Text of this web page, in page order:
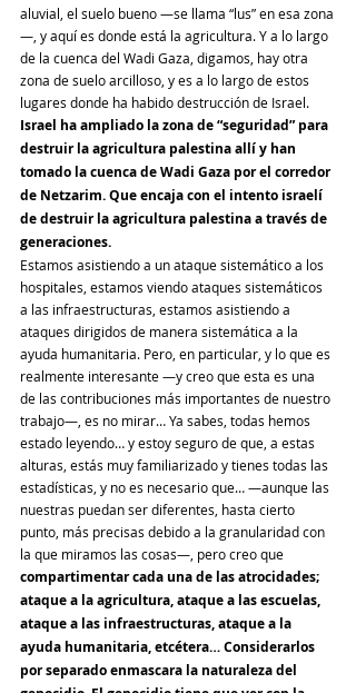
aluvial, el suelo bueno —se llama “lus” en esa zona
—, y aquí es donde está la agricultura. Y a lo largo
de la cuenca del Wadi Gaza, digamos, hay otra
zona de suelo arcilloso, y es a lo largo de estos
lugares donde ha habido destrucción de Israel.
Israel ha ampliado la zona de “seguridad” para
destruir la agricultura palestina allí y han
tomado la cuenca de Wadi Gaza por el corredor
de Netzarim. Que encaja con el intento israelí
de destruir la agricultura palestina a través de
generaciones.
Estamos asistiendo a un ataque sistemático a los
hospitales, estamos viendo ataques sistemáticos
a las infraestructuras, estamos asistiendo a
ataques dirigidos de manera sistemática a la
ayuda humanitaria. Pero, en particular, y lo que es
realmente interesante —y creo que esta es una
de las contribuciones más importantes de nuestro
trabajo—, es no mirar… Ya sabes, todas hemos
estado leyendo… y estoy seguro de que, a estas
alturas, estás muy familiarizado y tienes todas las
estadísticas, y no es necesario que… —aunque las
nuestras puedan ser diferentes, hasta cierto
punto, más precisas debido a la granularidad con
la que miramos las cosas—, pero creo que
compartimentar cada una de las atrocidades;
ataque a la agricultura, ataque a las escuelas,
ataque a las infraestructuras, ataque a la
ayuda humanitaria, etcétera… Considerarlos
por separado enmascara la naturaleza del